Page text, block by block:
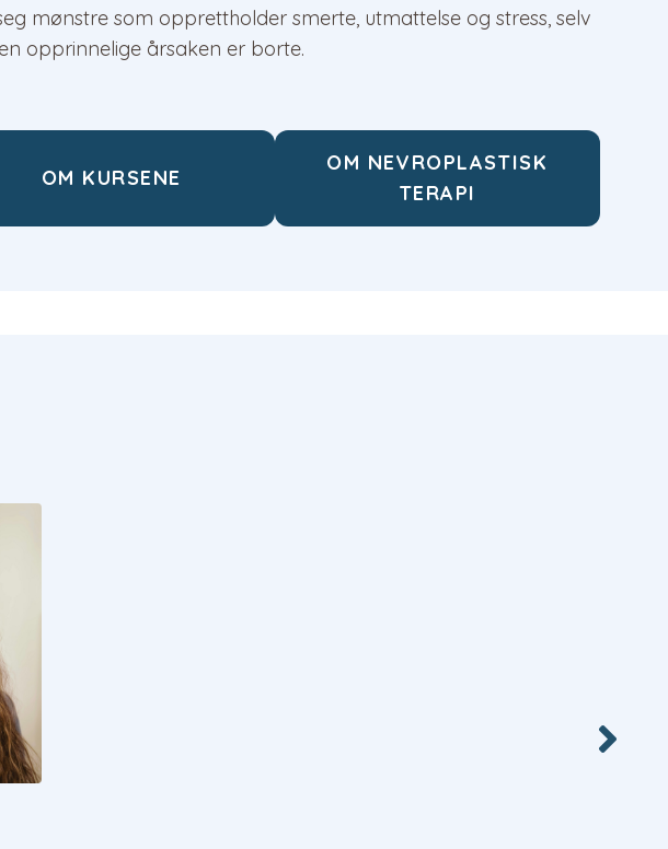
mønstre som opprettholder smerte, utmattelse og stress, selv
opprinnelige årsaken er borte.
OM KURSENE
OM NEVROPLASTISK
TERAPI